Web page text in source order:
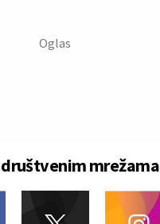
društvenim mrežama